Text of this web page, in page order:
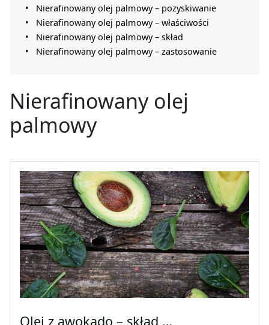
Nierafinowany olej palmowy – pozyskiwanie
Nierafinowany olej palmowy – właściwości
Nierafinowany olej palmowy – skład
Nierafinowany olej palmowy – zastosowanie
Nierafinowany olej
palmowy
Olej z awokado – skład,…